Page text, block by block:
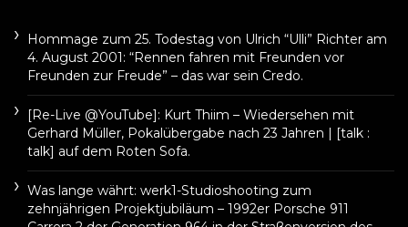
Hommage zum 25. Todestag von Ulrich “Ulli” Richter am
4. August 2001: “Rennen fahren mit Freunden vor
Freunden zur Freude” – das war sein Credo.
[Re-Live @YouTube]: Kurt Thiim – Wiedersehen mit
Gerhard Müller, Pokalübergabe nach 23 Jahren | [talk :
talk] auf dem Roten Sofa.
Was lange währt: werk1-Studioshooting zum
zehnjährigen Projektjubiläum – 1992er Porsche 911